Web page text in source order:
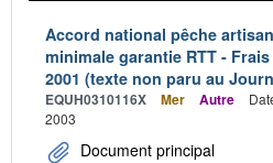
Accord national pêche
minimale garantie RTT -
2001 (texte non paru au
EQUH0310116X Mer Autre
2003
Document principal